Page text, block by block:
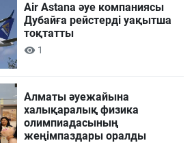
Air Astana әуе компаниясы
Дубайға рейстерді уақытша
тоқтатты
1
Алматы әуежайына
халықаралық физика
олимпиадасының
жеңімпаздары оралды